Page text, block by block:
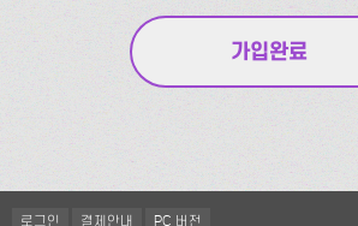
로그인 결제안내 PC 버전